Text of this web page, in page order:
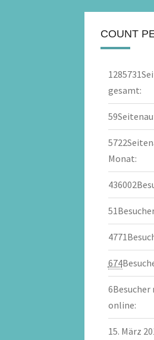
COUNT
1285731
gesamt:
59
5722
Monat:
436002
51
4771
674
6
online:
15. März